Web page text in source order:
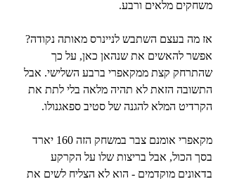
משחקים מלאים ורבע.
אז מה בעצם השתבש לניינרס מאותה נקודה?
אפשר להאשים את שנהאן כאן, על כך
שהתרחק קצת ממקאפרי ברבע השלישי. אבל
התשובה הזאת לא תהיה מלאה בלי לתת את
הקרדיט המלא להגנה של סטיב ספאגנולו.
מקאפרי אומנם צבר במשחק הזה 160 יארד
בסך הכול, אבל בריצות שלו על הקרקע
בדאונים מוקדמים - הוא לא הצליח לשים את